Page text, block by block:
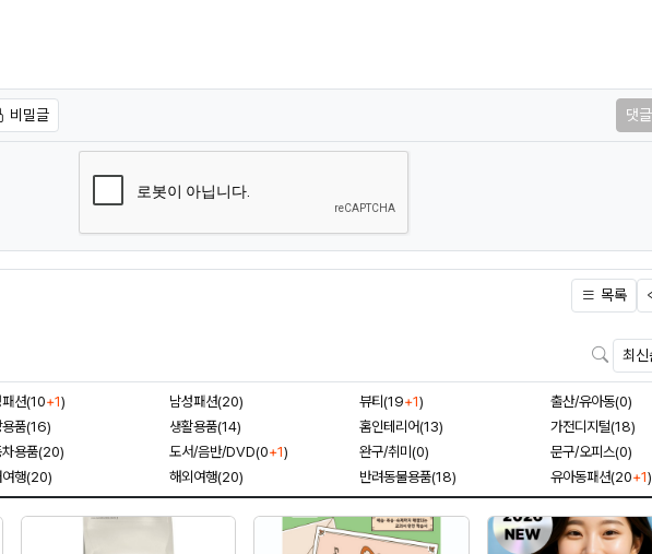
성
비밀글 댓글
목록
검색
패션(10+1) 남성패션(20) 뷰티(19+1)
출산/유아동(0)
용품(16) 생활용품(14) 홈인테리어(13)
가전디지털(18)
차용품(20) 도서/음반/DVD(0+1) 완구/취미(0)
문구/오피스(0)
여행(20) 해외여행(20) 반려동물용품(18) 유아동패션(20+1)